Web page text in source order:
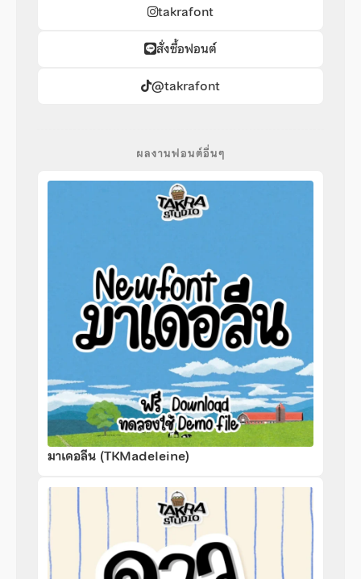
takrafont
สั่งซื้อฟอนต์
@takrafont
ผลงานฟอนต์อื่นๆ
มาเดอลีน (TKMadeleine)